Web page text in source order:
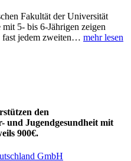
Fakultät der Universität
5- bis 6-Jährigen zeigen
fast jedem zweiten… mehr lesen
den
und Jugendgesundheit mit
900€.